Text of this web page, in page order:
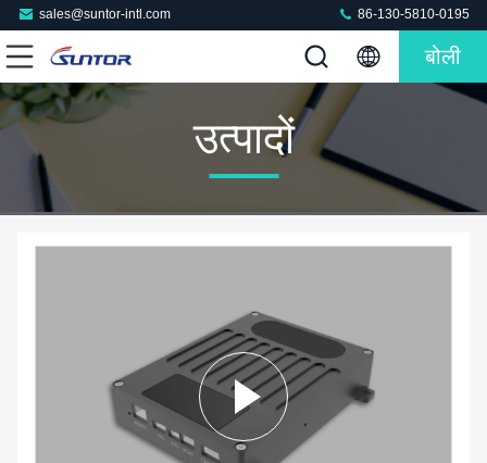
sales@suntor-intl.com 86-130-5810-0195
बोली
उत्पादों